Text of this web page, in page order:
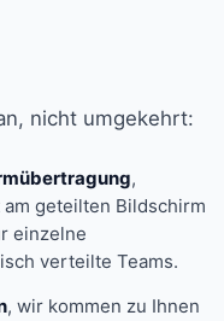
nicht umgekehrt:
,
geteilten Bildschirm
einzelne
verteilte Teams.
, wir kommen zu Ihnen